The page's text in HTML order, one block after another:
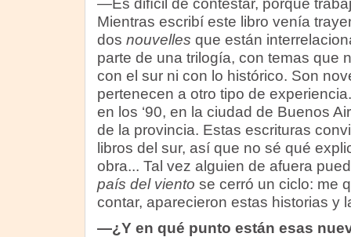
—Es difícil de contestar, porque
Mientras escribí este libro venía
dos nouvelles que están
parte de una trilogía, con temas que
con el sur ni con lo histórico. Son
pertenecen a otro tipo de
en los ‘90, en la ciudad de Buenos
de la provincia. Estas escrituras
libros del sur, así que no sé qué
obra... Tal vez alguien de afuera
país del viento se cerró un ciclo: me
contar, aparecieron estas historias y
—¿Y en qué punto están esas